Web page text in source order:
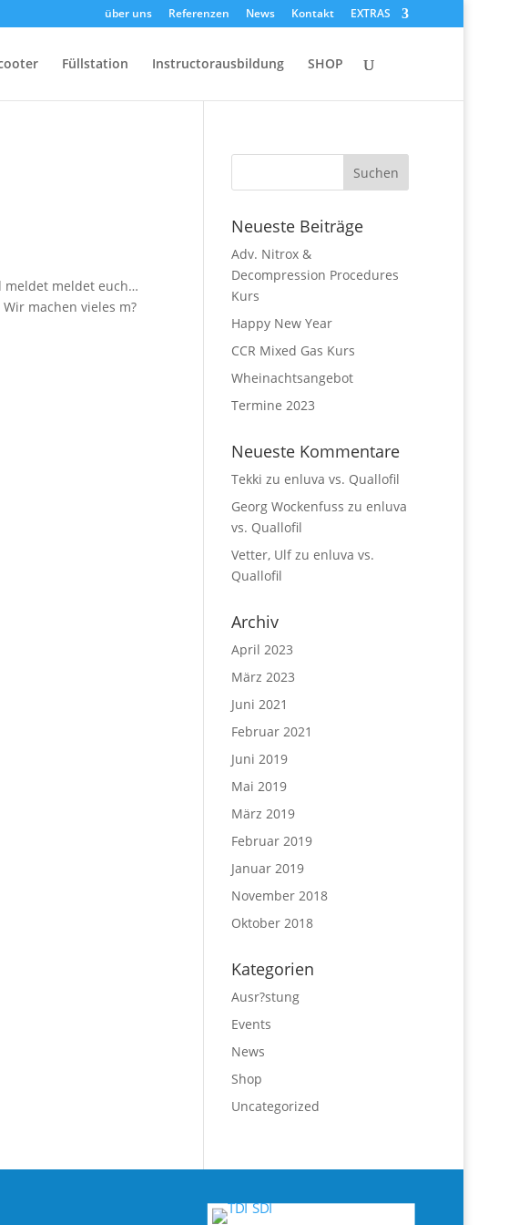
über uns Referenzen News Kontakt EXTRAS
Füllstation Instructorausbildung SHOP
meldet meldet euch…
machen vieles m?
Neueste Beiträge
Adv. Nitrox &
Decompression Procedures
Kurs
Happy New Year
CCR Mixed Gas Kurs
Wheinachtsangebot
Termine 2023
Neueste Kommentare
Tekki zu enluva vs. Quallofil
Georg Wockenfuss zu enluva
vs. Quallofil
Vetter, Ulfzu enluva vs.
Quallofil
Archiv
April 2023
März 2023
Juni 2021
Februar 2021
Juni 2019
Mai 2019
März 2019
Februar 2019
Januar 2019
November 2018
Oktober 2018
Kategorien
Ausr?stung
Events
News
Shop
Uncategorized